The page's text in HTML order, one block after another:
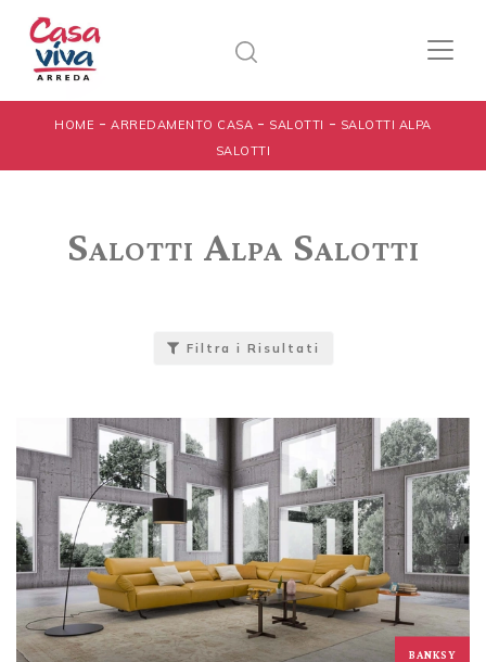
HOME -ARREDAMENTO CASA - SALOTTI - SALOTTI ALPA
SALOTTI
Salotti Alpa Salotti
Filtra i Risultati
BANKSY